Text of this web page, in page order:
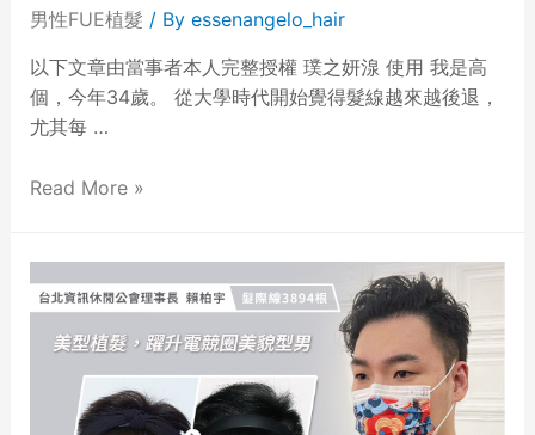
男性FUE植髮 / By essenangelo_hair
以下文章由當事者本人完整授權 璞之妍湶 使用 我是高
個，今年34歲。 從大學時代開始覺得髮線越來越後退，
尤其每 …
Read More »